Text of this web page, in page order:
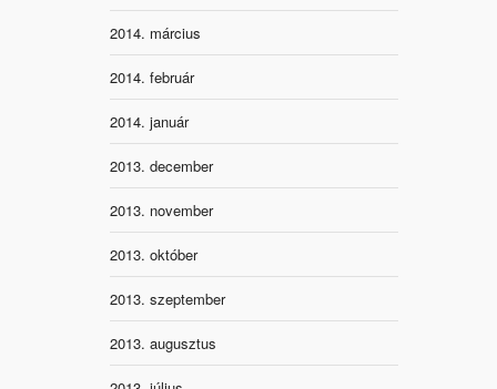
2014. március
2014. február
2014. január
2013. december
2013. november
2013. október
2013. szeptember
2013. augusztus